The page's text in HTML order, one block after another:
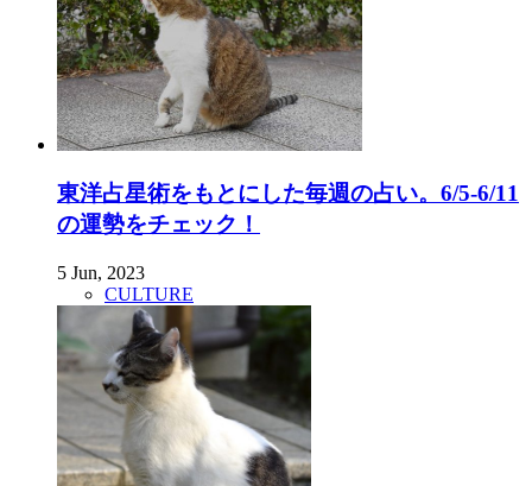
東洋占星術をもとにした毎週の占い。6/5-6/11
の運勢をチェック！
5 Jun, 2023
CULTURE